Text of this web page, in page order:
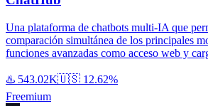
Una plataforma de chatbots multi-IA que
comparación simultánea de los principales
funciones avanzadas como acceso web y
♨️ 543.02K🇺🇸 12.62%
Freemium